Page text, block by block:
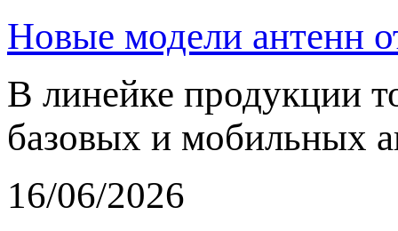
Новые модели антенн
В линейке продукции
базовых и мобильных
16/06/2026